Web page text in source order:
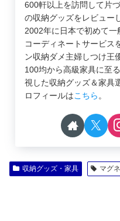
600軒以上を訪問して片
の収納グッズをレビュー
2002年に日本で初めて一
コーディネートサービス
ン収納ダメ主婦しつけ王
100均から高級家具に至
視した収納グッズ＆家具
ロフィールはこちら。
収納グッズ・家具 マグ